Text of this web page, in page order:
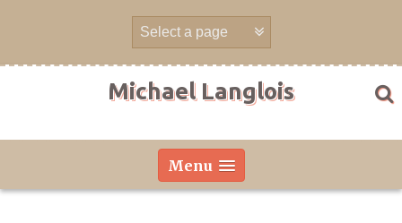
Michael Langlois
Menu